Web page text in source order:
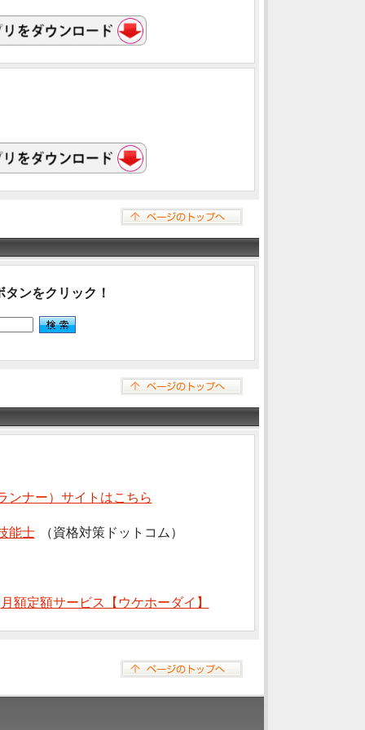
タンをクリック！
ンナー）サイトはこちら
能士 （資格対策ドットコム）
月額定額サービス【ウケホーダイ】